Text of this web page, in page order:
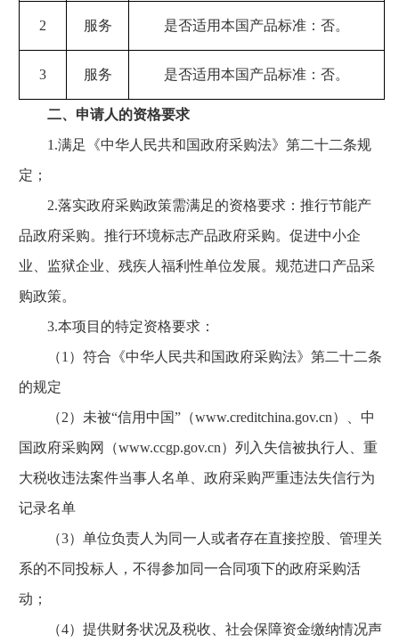
2 服务 是否适用本国产品标准：否。
3 服务 是否适用本国产品标准：否。
二、申请人的资格要求
1.满足《中华人民共和国政府采购法》第二十二条规
定；
2.落实政府采购政策需满足的资格要求：推行节能产
品政府采购。推行环境标志产品政府采购。促进中小企
业、监狱企业、残疾人福利性单位发展。规范进口产品采
购政策。
3.本项目的特定资格要求：
（1）符合《中华人民共和国政府采购法》第二十二条
的规定
（2）未被“信用中国”（www.creditchina.gov.cn）、中
国政府采购网（www.ccgp.gov.cn）列入失信被执行人、重
大税收违法案件当事人名单、政府采购严重违法失信行为
记录名单
（3）单位负责人为同一人或者存在直接控股、管理关
系的不同投标人，不得参加同一合同项下的政府采购活
动；
（4）提供财务状况及税收、社会保障资金缴纳情况声